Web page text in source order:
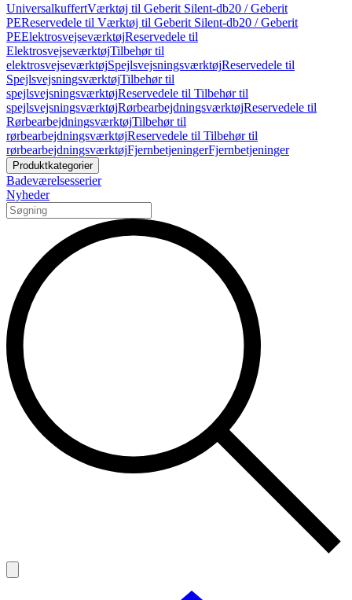
UniversalkuffertVærktøj til Geberit Silent-db20 / Geberit
PEReservedele til Værktøj til Geberit Silent-db20 / Geberit
PEElektrosvejseværktøjReservedele til
ElektrosvejseværktøjTilbehør til
elektrosvejseværktøjSpejlsvejsningsværktøjReservedele til
SpejlsvejsningsværktøjTilbehør til
spejlsvejsningsværktøjReservedele til Tilbehør til
spejlsvejsningsværktøjRørbearbejdningsværktøjReservedele til
RørbearbejdningsværktøjTilbehør til
rørbearbejdningsværktøjReservedele til Tilbehør til
rørbearbejdningsværktøjFjernbetjeningerFjernbetjeninger
Produktkategorier
Badeværelsesserier
Nyheder